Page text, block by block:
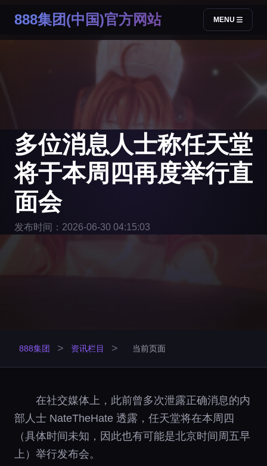
888集团(中国)官方网站 MENU
多位消息人士称任天堂
将于本周四再度举行直
面会
发布时间：2026-06-30 04:15:03
888集团 > 资讯栏目 > 当前页面
在社交媒体上，此前曾多次泄露正确消息的内
部人士 NateTheHate 透露，任天堂将在本周四
（具体时间未知，因此也有可能是北京时间周五早
上）举行发布会。